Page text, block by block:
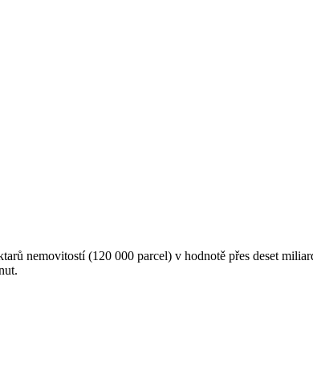
nemovitostí (120 000 parcel) v hodnotě přes deset